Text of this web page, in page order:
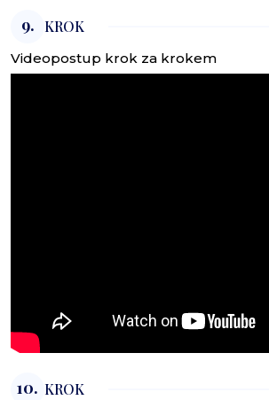
9. KROK
Videopostup krok za krokem
10. KROK